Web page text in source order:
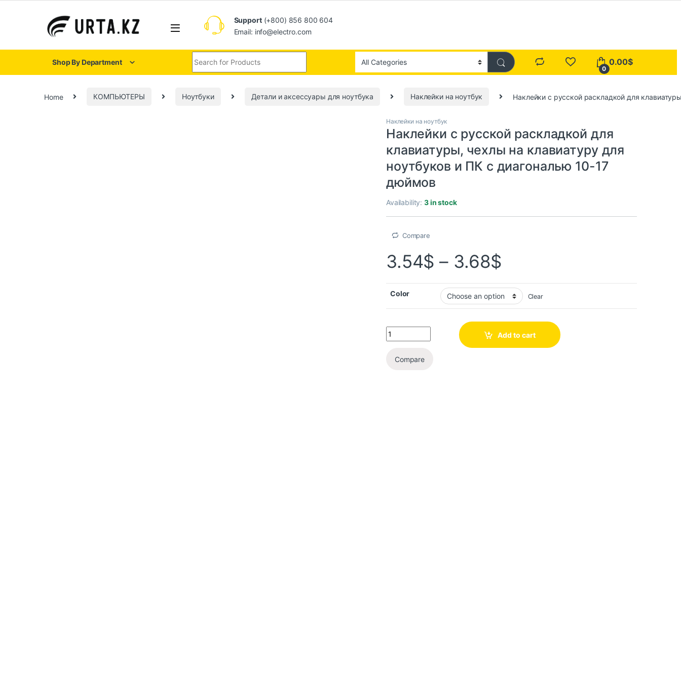
Support(+800) 856 800 604
Email: info@electro.com
Shop By Department
0
0.00$
Home КОМПЬЮТЕРЫ Ноутбуки Детали и аксессуары для ноутбука Наклейки на ноутбук Наклейки с русской раскладкой для
Наклейки на ноутбук
Наклейки с русской раскладкой для
клавиатуры, чехлы на клавиатуру для
ноутбуков и ПК с диагональю 10-17
дюймов
Availability:3 in stock
Compare
3.54$ – 3.68$
Color Clear
Add to cart
Compare